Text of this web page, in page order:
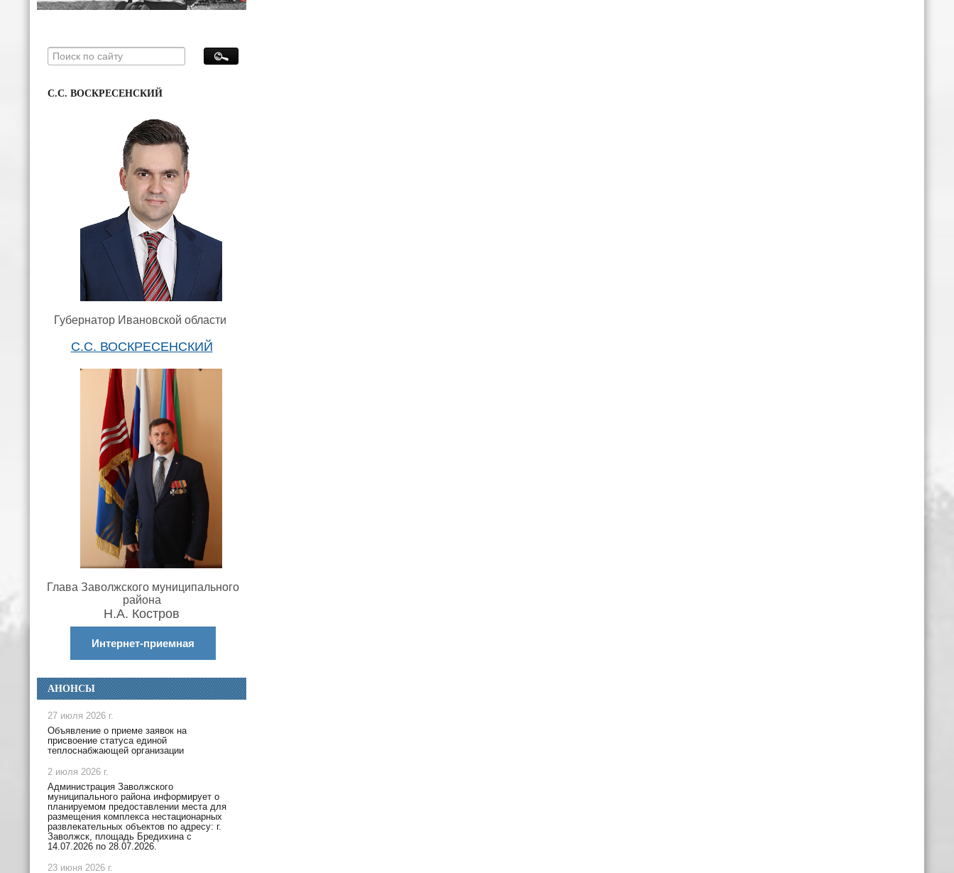
С.С. ВОСКРЕСЕНСКИЙ
Губернатор Ивановской области
С.С. ВОСКРЕСЕНСКИЙ
Глава Заволжского муниципального
района
Н.А. Костров
Интернет-приемная
АНОНСЫ
27 июля 2026 г.
Объявление о приеме заявок на
присвоение статуса единой
теплоснабжающей организации
2 июля 2026 г.
Администрация Заволжского
муниципального района информирует о
планируемом предоставлении места для
размещения комплекса нестационарных
развлекательных объектов по адресу: г.
Заволжск, площадь Бредихина с
14.07.2026 по 28.07.2026.
23 июня 2026 г.